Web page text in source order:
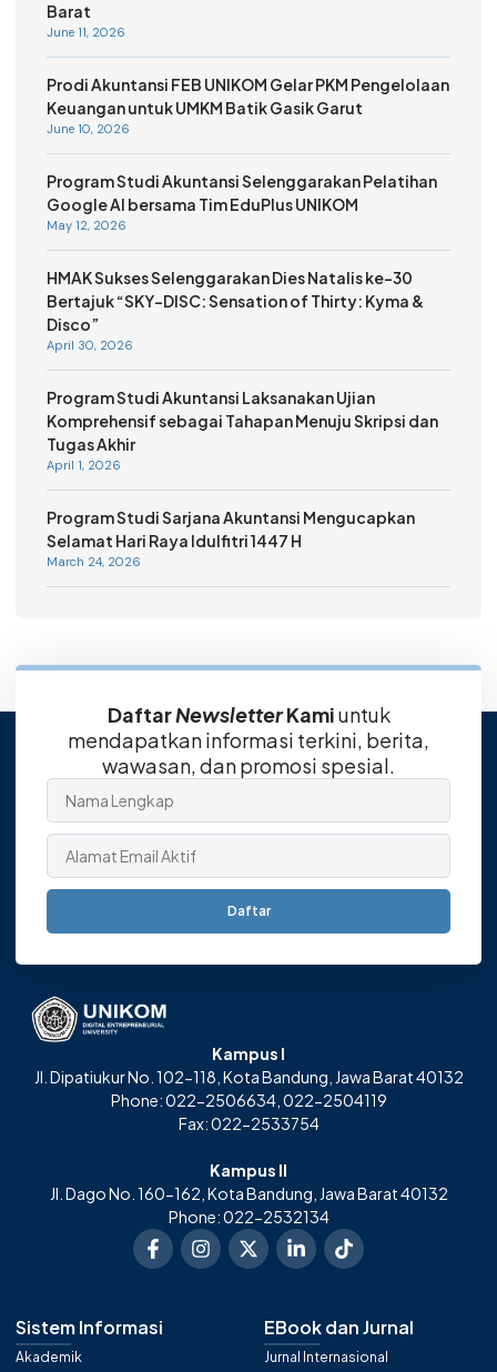
Barat
June 11, 2026
Prodi Akuntansi FEB UNIKOM Gelar PKM Pengelolaan
Keuangan untuk UMKM Batik Gasik Garut
June 10, 2026
Program Studi Akuntansi Selenggarakan Pelatihan
Google AI bersama Tim EduPlus UNIKOM
May 12, 2026
HMAK Sukses Selenggarakan Dies Natalis ke-30
Bertajuk “SKY-DISC: Sensation of Thirty: Kyma &
Disco”
April 30, 2026
Program Studi Akuntansi Laksanakan Ujian
Komprehensif sebagai Tahapan Menuju Skripsi dan
Tugas Akhir
April 1, 2026
Program Studi Sarjana Akuntansi Mengucapkan
Selamat Hari Raya Idulfitri 1447 H
March 24, 2026
DaftarNewsletterKamiuntuk
mendapatkan informasi terkini, berita,
wawasan, dan promosi spesial.
Daftar
Kampus I
Jl. Dipatiukur No. 102-118, Kota Bandung, Jawa Barat 40132
Phone: 022-2506634, 022-2504119
Fax: 022-2533754
Kampus II
Jl. Dago No. 160-162, Kota Bandung, Jawa Barat 40132
Phone: 022-2532134
Sistem Informasi
Akademik
EBook dan Jurnal
Jurnal Internasional